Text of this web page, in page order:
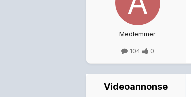
Medlemmer
104 0
Videoannonse